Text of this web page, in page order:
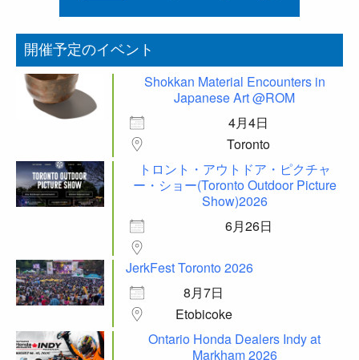
開催予定のイベント
Shokkan Material Encounters in
Japanese Art @ROM
4月4日
Toronto
トロント・アウトドア・ピクチャ
ー・ショー(Toronto Outdoor Picture
Show)2026
6月26日
JerkFest Toronto 2026
8月7日
Etobicoke
Ontario Honda Dealers Indy at
Markham 2026